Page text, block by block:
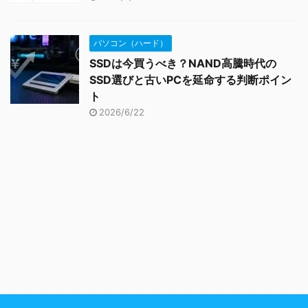
パソコン（ハード）
SSDは今買うべき？NAND高騰時代の
SSD選びと古いPCを延命する判断ポイン
ト
2026/6/22